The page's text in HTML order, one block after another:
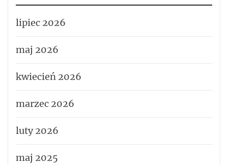
lipiec 2026
maj 2026
kwiecień 2026
marzec 2026
luty 2026
maj 2025